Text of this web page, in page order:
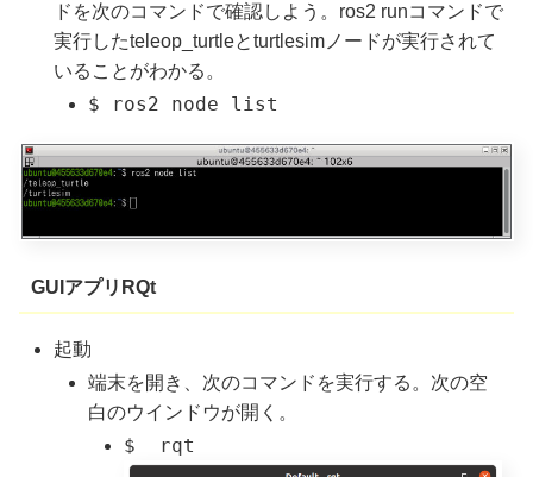
ドを次のコマンドで確認しよう。ros2 runコマンドで
実行したteleop_turtleとturtlesimノードが実行されて
いることがわかる。
$ ros2 node list
GUIアプリRQt
起動
端末を開き、次のコマンドを実行する。次の空
白のウインドウが開く。
$ rqt